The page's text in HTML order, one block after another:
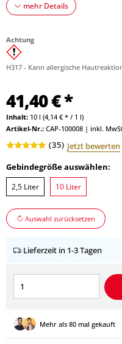
mehr Details
Achtung
H317 - Kann allergische
41,40 € *
Inhalt: 10 l (4,14 € * / 1 l)
Artikel-Nr.: CAP-100008 | inkl.
(35) Jetzt bewerten
Gebindegröße auswählen:
2,5 Liter 10 Liter
Auswahl zurücksetzen
Lieferzeit in 1-3 Tagen
Mehr als 80 mal gekauft